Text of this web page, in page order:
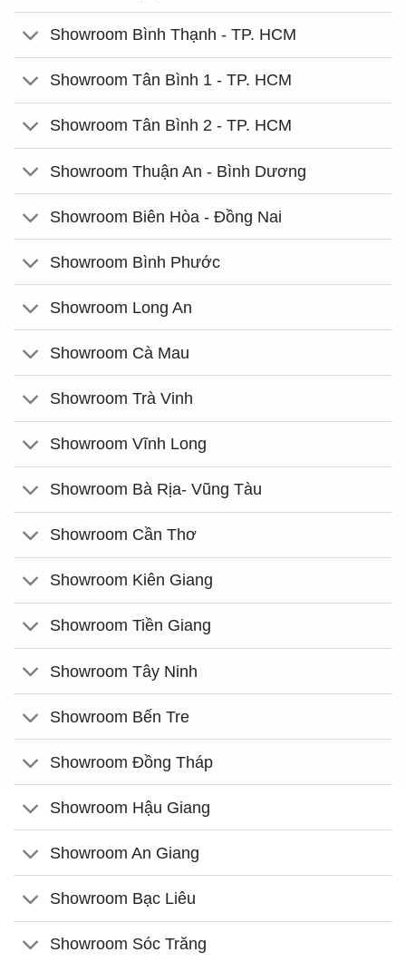
Showroom Bình Thạnh - TP. HCM
Showroom Tân Bình 1 - TP. HCM
Showroom Tân Bình 2 - TP. HCM
Showroom Thuận An - Bình Dương
Showroom Biên Hòa - Đồng Nai
Showroom Bình Phước
Showroom Long An
Showroom Cà Mau
Showroom Trà Vinh
Showroom Vĩnh Long
Showroom Bà Rịa- Vũng Tàu
Showroom Cần Thơ
Showroom Kiên Giang
Showroom Tiền Giang
Showroom Tây Ninh
Showroom Bến Tre
Showroom Đồng Tháp
Showroom Hậu Giang
Showroom An Giang
Showroom Bạc Liêu
Showroom Sóc Trăng